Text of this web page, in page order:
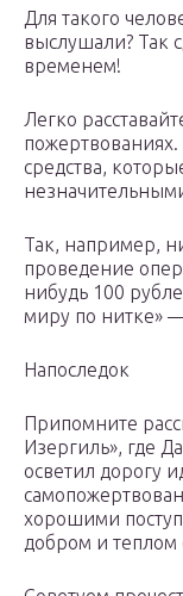
Для такого
выслушали? Так
временем!
Легко
средства,
Так, например,
проведение
нибудь 100
миру по нитке»
Напоследок
Припомните
Изергиль», где
осветил дорогу
хорошими
добром и теплом